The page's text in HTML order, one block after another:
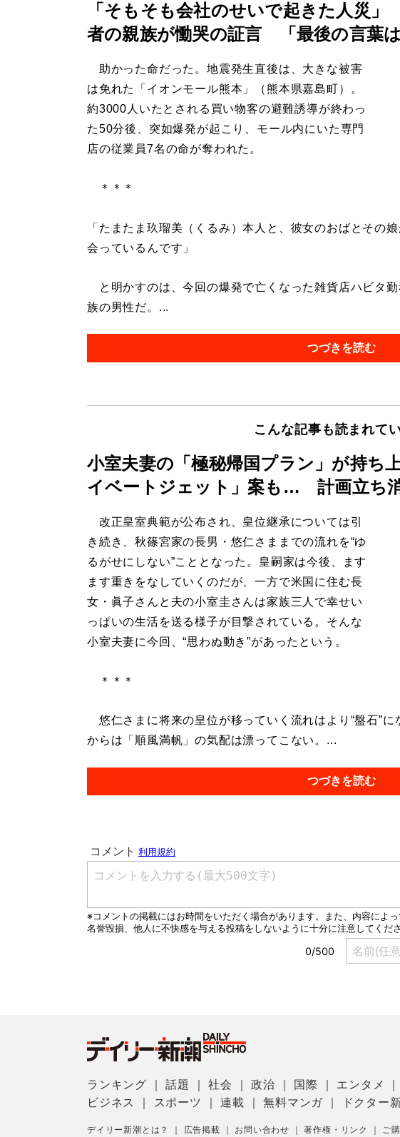
「そもそも会社のせいで起きた人災
者の親族が慟哭の証言 「最後の言葉
助かった命だった。地震発生直後は、大きな被害
は免れた「イオンモール熊本」（熊本県嘉島町）。
約3000人いたとされる買い物客の避難誘導が終わっ
た50分後、突如爆発が起こり、モール内にいた専門
店の従業員7名の命が奪われた。
＊＊＊
「たまたま玖瑠美（くるみ）本人と、彼女のおばとその
会っているんです」
と明かすのは、今回の爆発で亡くなった雑貨店ハビタ
族の男性だ。...
つづきを読む
こんな記事も読まれて
小室夫妻の「極秘帰国プラン」が持
イベートジェット」案も… 計画立ち
改正皇室典範が公布され、皇位継承については引
き続き、秋篠宮家の長男・悠仁さままでの流れを“ゆ
るがせにしない”こととなった。皇嗣家は今後、ます
ます重きをなしていくのだが、一方で米国に住む長
女・眞子さんと夫の小室圭さんは家族三人で幸せい
っぱいの生活を送る様子が目撃されている。そんな
小室夫妻に今回、“思わぬ動き”があったという。
＊＊＊
悠仁さまに将来の皇位が移っていく流れはより“盤石”
からは「順風満帆」の気配は漂ってこない。...
つづきを読む
ランキング ｜話題 ｜社会 ｜政治 国際 エンタメ
ビジネス
スポーツ ｜連載 ｜無料マンガ ドクター
デイリー新潮とは？ ｜ 広告掲載 ｜ お問い合わせ ｜著作権・リンク ｜ ご